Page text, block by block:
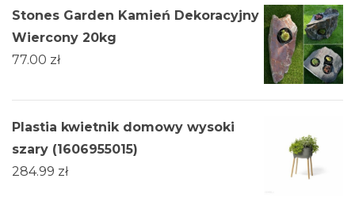
Stones Garden Kamień Dekoracyjny
Wiercony 20kg
77.00 zł
Plastia kwietnik domowy wysoki
szary (1606955015)
284.99 zł